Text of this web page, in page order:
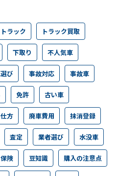
トラック トラック買取
下取り 不人気車
び 事故対応 事故車
免許 古い車
方 廃車費用 抹消登録
査定 業者選び 水没車
険 豆知識 購入の注意点